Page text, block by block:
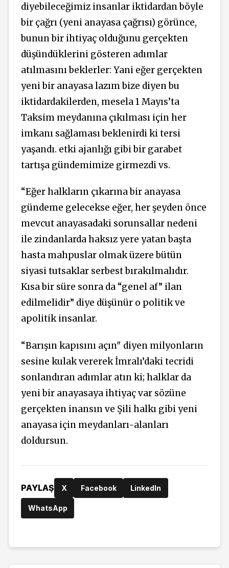
diyebileceğimiz insanlar iktidardan böyle
bir çağrı (yeni anayasa çağrısı) görünce,
bunun bir ihtiyaç olduğunu gerçekten
düşündüklerini gösteren adımlar
atılmasını beklerler: Yani eğer gerçekten
yeni bir anayasa lazım bize diyen bu
iktidardakilerden, mesela 1 Mayıs’ta
Taksim meydanına çıkılması için her
imkanı sağlaması beklenirdi ki tersi
yaşandı. etki ajanlığı gibi bir garabet
tartışa gündemimize girmezdi vs.
“Eğer halkların çıkarına bir anayasa
gündeme gelecekse eğer, her şeyden önce
mevcut anayasadaki sorunsallar nedeni
ile zindanlarda haksız yere yatan başta
hasta mahpuslar olmak üzere bütün
siyasi tutsaklar serbest bırakılmalıdır.
Kısa bir süre sonra da “genel af” ilan
edilmelidir” diye düşünür o politik ve
apolitik insanlar.
“Barışın kapısını açın" diyen milyonların
sesine kulak vererek İmralı’daki tecridi
sonlandıran adımlar atın ki; halklar da
yeni bir anayasaya ihtiyaç var sözüne
gerçekten inansın ve Şili halkı gibi yeni
anayasa için meydanları-alanları
doldursun.
PAYLAŞ X Facebook LinkedIn
WhatsApp